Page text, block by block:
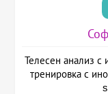
Телесен анализ с
тренировка с